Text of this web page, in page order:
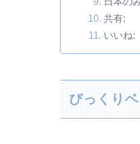
共有:
いいね:
びっくり